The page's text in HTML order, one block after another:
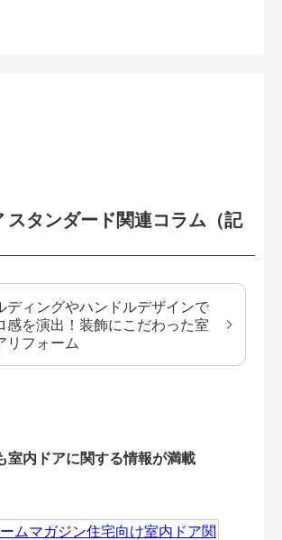
スタンダード関連コラム（記
ディングやハンドルデザインで
感を演出！装飾にこだわった室
リフォーム
室内ドアに関する情報が満載